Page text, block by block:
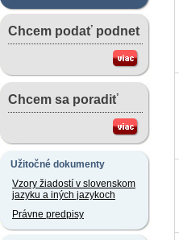
Chcem podať podnet
Chcem sa poradiť
Užitočné dokumenty
Vzory žiadostí v slovenskom
jazyku a iných jazykoch
Právne predpisy